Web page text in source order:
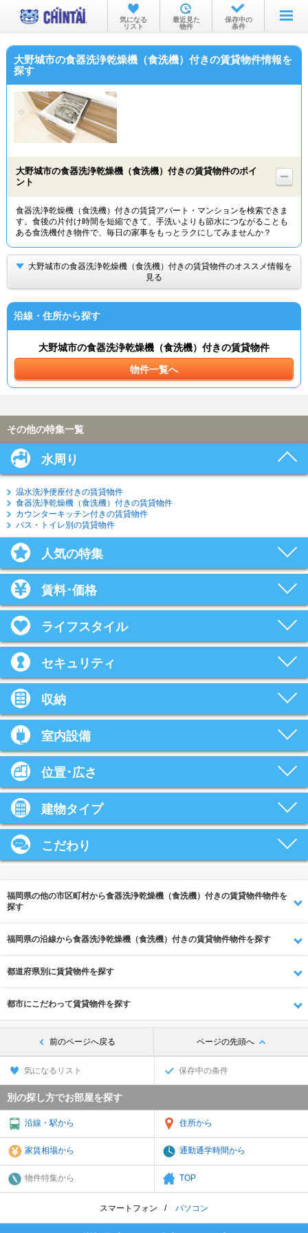
お部屋を探す
沿線・駅から
不動産会社から
気になる
リスト
最近見た
物件
保存中の
条件
大野城市の食器洗浄乾燥機（食洗機）付きの賃貸物件情報を
探す
大野城市の食器洗浄乾燥機（食洗機）付きの賃貸物件のポイ
ント
食器洗浄乾燥機（食洗機）付きの賃貸アパート・マンションを検索できま
す。食後の片付け時間を短縮できて、手洗いよりも節水につながることも
ある食洗機付き物件で、毎日の家事をもっとラクにしてみませんか？
大野城市の食器洗浄乾燥機（食洗機）付きの賃貸物件のオススメ情報を
見る
沿線・住所から探す
大野城市の食器洗浄乾燥機（食洗機）付きの賃貸物件
物件一覧へ
その他の特集一覧
水周り
温水洗浄便座付きの賃貸物件
食器洗浄乾燥機（食洗機）付きの賃貸物件
カウンターキッチン付きの賃貸物件
バス・トイレ別の賃貸物件
人気の特集
賃料･価格
ライフスタイル
セキュリティ
収納
室内設備
位置･広さ
建物タイプ
こだわり
福岡県の他の市区町村から食器洗浄乾燥機（食洗機）付きの賃貸物件物件を
探す
福岡県の沿線から食器洗浄乾燥機（食洗機）付きの賃貸物件物件を探す
都道府県別に賃貸物件を探す
都市にこだわって賃貸物件を探す
前のページへ戻る ページの先頭へ
気になるリスト 保存中の条件
別の探し方でお部屋を探す
沿線・駅から 住所から
家賃相場から 通勤通学時間から
物件特集から TOP
スマートフォン パソコン